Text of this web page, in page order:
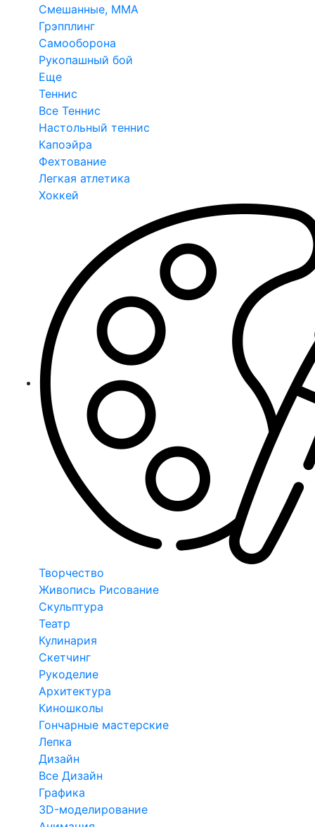
Смешанные, ММА
Грэпплинг
Самооборона
Рукопашный бой
Еще
Теннис
Все Теннис
Настольный теннис
Капоэйра
Фехтование
Легкая атлетика
Хоккей
Творчество
Живопись Рисование
Скульптура
Театр
Кулинария
Скетчинг
Рукоделие
Архитектура
Киношколы
Гончарные мастерские
Лепка
Дизайн
Все Дизайн
Графика
3D-моделирование